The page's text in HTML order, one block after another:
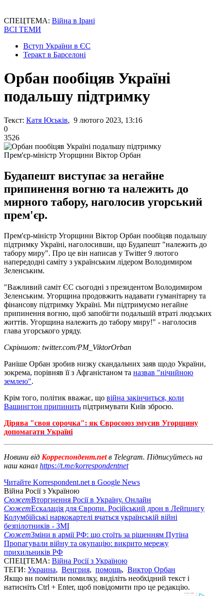
СПЕЦТЕМА: Війна в Ірані
ВСІ ТЕМИ
Вступ України в ЄС
Теракт в Барселоні
Орбан пообіцяв Україні
подальшу підтримку
Текст: Катя Юськів, 9 лютого 2023, 13:16
0
3526
Прем'єр-міністр Угорщини Віктор Орбан
Будапешт виступає за негайне
припинення вогню та належить до
мирного табору, наголосив угорський
прем'єр.
Прем'єр-міністр Угорщини Віктор Орбан пообіцяв подальшу
підтримку Україні, наголосивши, що Будапешт "належить до
табору миру". Про це він написав у Twitter 9 лютого
напередодні саміту з українським лідером Володимиром
Зеленським.
"Важливий саміт ЄС сьогодні з президентом Володимиром
Зеленським. Угорщина продовжить надавати гуманітарну та
фінансову підтримку Україні. Ми підтримуємо негайне
припинення вогню, щоб запобігти подальшій втраті людських
життів. Угорщина належить до табору миру!" - наголосив
глава угорського уряду.
Скріншот: twitter.com/PM_ViktorOrban
Раніше Орбан зробив низку скандальних заяв щодо України,
зокрема, порівняв її з Афганістаном та назвав "нічийною
землею".
Крім того, політик вважає, що війна закінчиться, коли
Вашингтон припинить підтримувати Київ зброєю.
Дірява "своя сорочка": як Євросоюз змусив Угорщину
допомагати Україні
Новини від Корреспондент.netв Telegram. Підписуйтесь на
наш канал https://t.me/korrespondentnet
Читайте Korrespondent.net в Google News
Війна Росії з Україною
СюжетВторгнення Росії в Україну. Онлайн
СюжетЕскалація для Європи. Російський дрон в Лейпцигу
Колумбійські наркокартелі вчаться українській війні
безпілотників - ЗМІ
СюжетЗміни в армії РФ: що стоїть за рішенням Путіна
Пропагували війну та окупацію: викрито мережу
прихильників РФ
СПЕЦТЕМА: Війна Росії з Україною
ТЕГИ: Украина, Венгрия, помощь, Виктор Орбан
Якщо ви помітили помилку, виділіть необхідний текст і
натисніть Ctrl + Enter, щоб повідомити про це редакцію.